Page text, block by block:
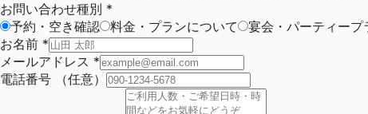
お問い合わせ種別 *
予約・空き確認
料金・プランについて 宴会・パーティープ
お名前 *
メールアドレス *
電話番号
（任意）